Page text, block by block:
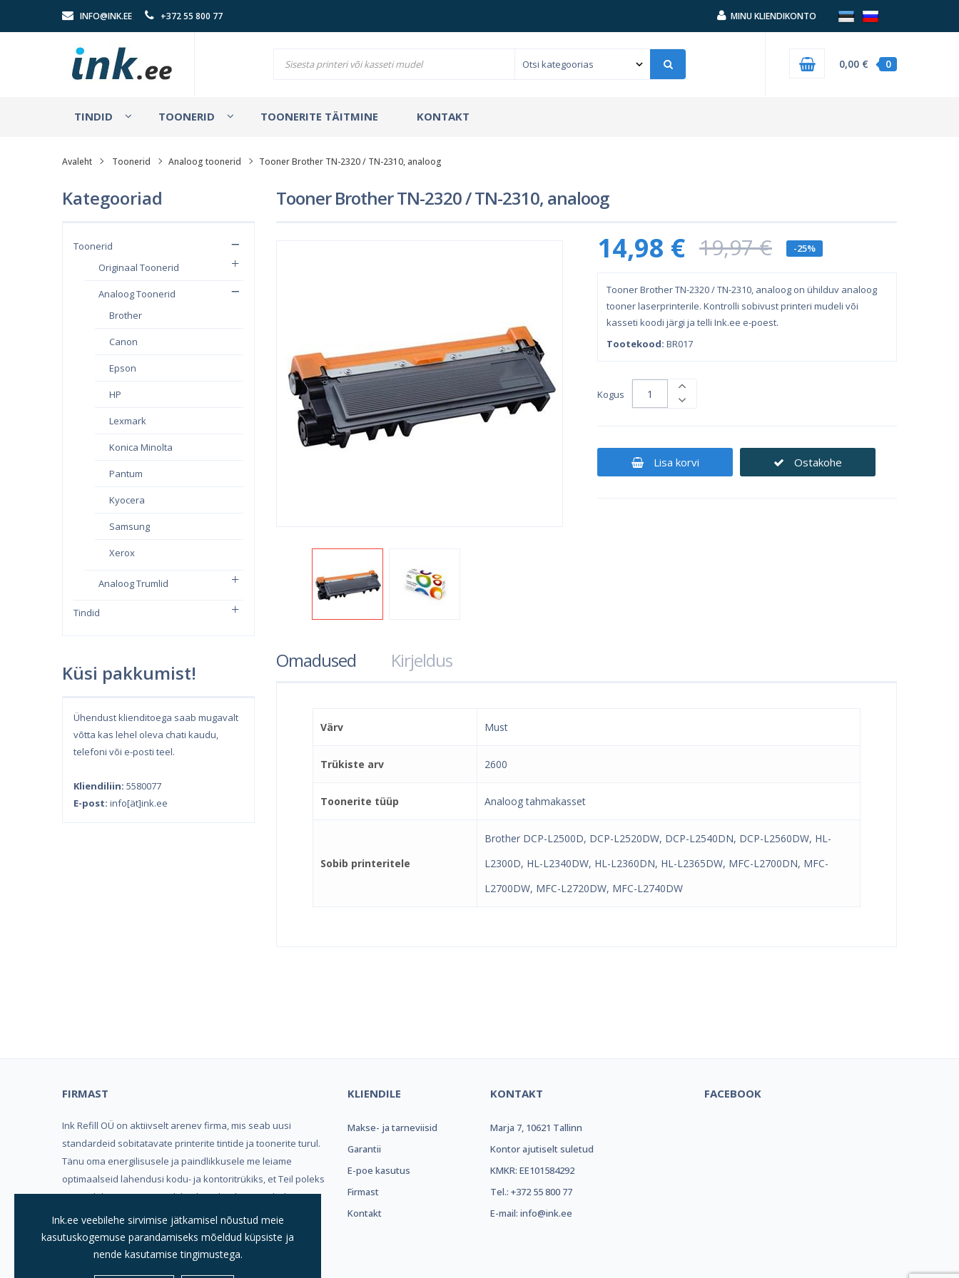
INFO@INK.EE +372 55 800 77 MINU KLIENDIKONTO
0
0,00 €
TINDID TOONERID TOONERITE TÄITMINE KONTAKT
Avaleht Toonerid Analoog toonerid Tooner Brother TN-2320 / TN-2310, analoog
Kategooriad
Toonerid
Originaal Toonerid
Analoog Toonerid
Brother
Canon
Epson
HP
Lexmark
Konica Minolta
Pantum
Kyocera
Samsung
Xerox
Analoog Trumlid
Tindid
Küsi pakkumist!
Ühendust klienditoega saab mugavalt
võtta kas lehel oleva chati kaudu,
telefoni või e-posti teel.
Kliendiliin: 5580077
E-post: info[ät]ink.ee
Tooner Brother TN-2320 / TN-2310, analoog
14,98 € 19,97 € -25%
Tooner Brother TN-2320 / TN-2310, analoog on ühilduv analoog
tooner laserprinterile. Kontrolli sobivust printeri mudeli või
kasseti koodi järgi ja telli Ink.ee e-poest.
Tootekood: BR017
Kogus
Lisa korvi Ostakohe
Omadused Kirjeldus
Värv Must
Trükiste arv 2600
Toonerite tüüp Analoog tahmakasset
Sobib printeritele
Brother DCP-L2500D, DCP-L2520DW, DCP-L2540DN, DCP-L2560DW, HL-
L2300D, HL-L2340DW, HL-L2360DN, HL-L2365DW, MFC-L2700DN, MFC-
L2700DW, MFC-L2720DW, MFC-L2740DW
FIRMAST
Ink Refill OÜ on aktiivselt arenev firma, mis seab uusi
standardeid sobitatavate printerite tintide ja toonerite turul.
Tänu oma energilisusele ja paindlikkusele me leiame
optimaalseid lahendusi kodu- ja kontoritrükiks, et Teil poleks
vaja valida mugavuse, trükikvaliteedi ja hinna vahel.
Meeldivat ostukogemust soovides, Ink Refill OÜ
KLIENDILE
Makse- ja tarneviisid
Garantii
E-poe kasutus
Firmast
Kontakt
KONTAKT
Marja 7, 10621 Tallinn
Kontor ajutiselt suletud
KMKR: EE101584292
Tel.: +372 55 800 77
E-mail: info@ink.ee
FACEBOOK
Ink.ee veebilehe sirvimise jätkamisel nõustud meie
kasutuskogemuse parandamiseks mõeldud küpsiste ja
nende kasutamise tingimustega.